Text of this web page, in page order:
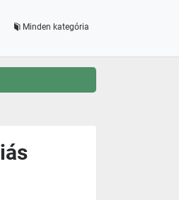
Minden kategória